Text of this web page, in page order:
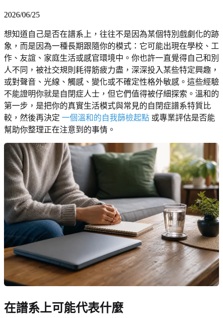
2026/06/25
想知道自己是否在譜系上，往往不是因為某個特別戲劇化的跡
象，而是因為一種長期跟隨你的模式：它可能出現在學校、工
作、友誼、家庭生活或感官環境中。你也許一直覺得自己和別
人不同，被社交規則耗得筋疲力盡，深深投入某些特定興趣，
或對聲音、光線、觸感、變化或不確定性格外敏感。這些經驗
不能證明你就是自閉症人士，但它們值得被仔細探索。溫和的
第一步，是把你的真實生活模式與常見的自閉症譜系特質比
較，然後再決定 一個溫和的自我篩檢起點 或專業評估是否能
幫助你整理正在注意到的事情。
在譜系上可能代表什麼